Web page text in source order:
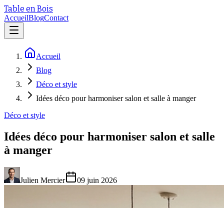
Table en Bois
AccueilBlogContact
Accueil
Blog
Déco et style
Idées déco pour harmoniser salon et salle à manger
Déco et style
Idées déco pour harmoniser salon et salle
à manger
Julien Mercier 09 juin 2026